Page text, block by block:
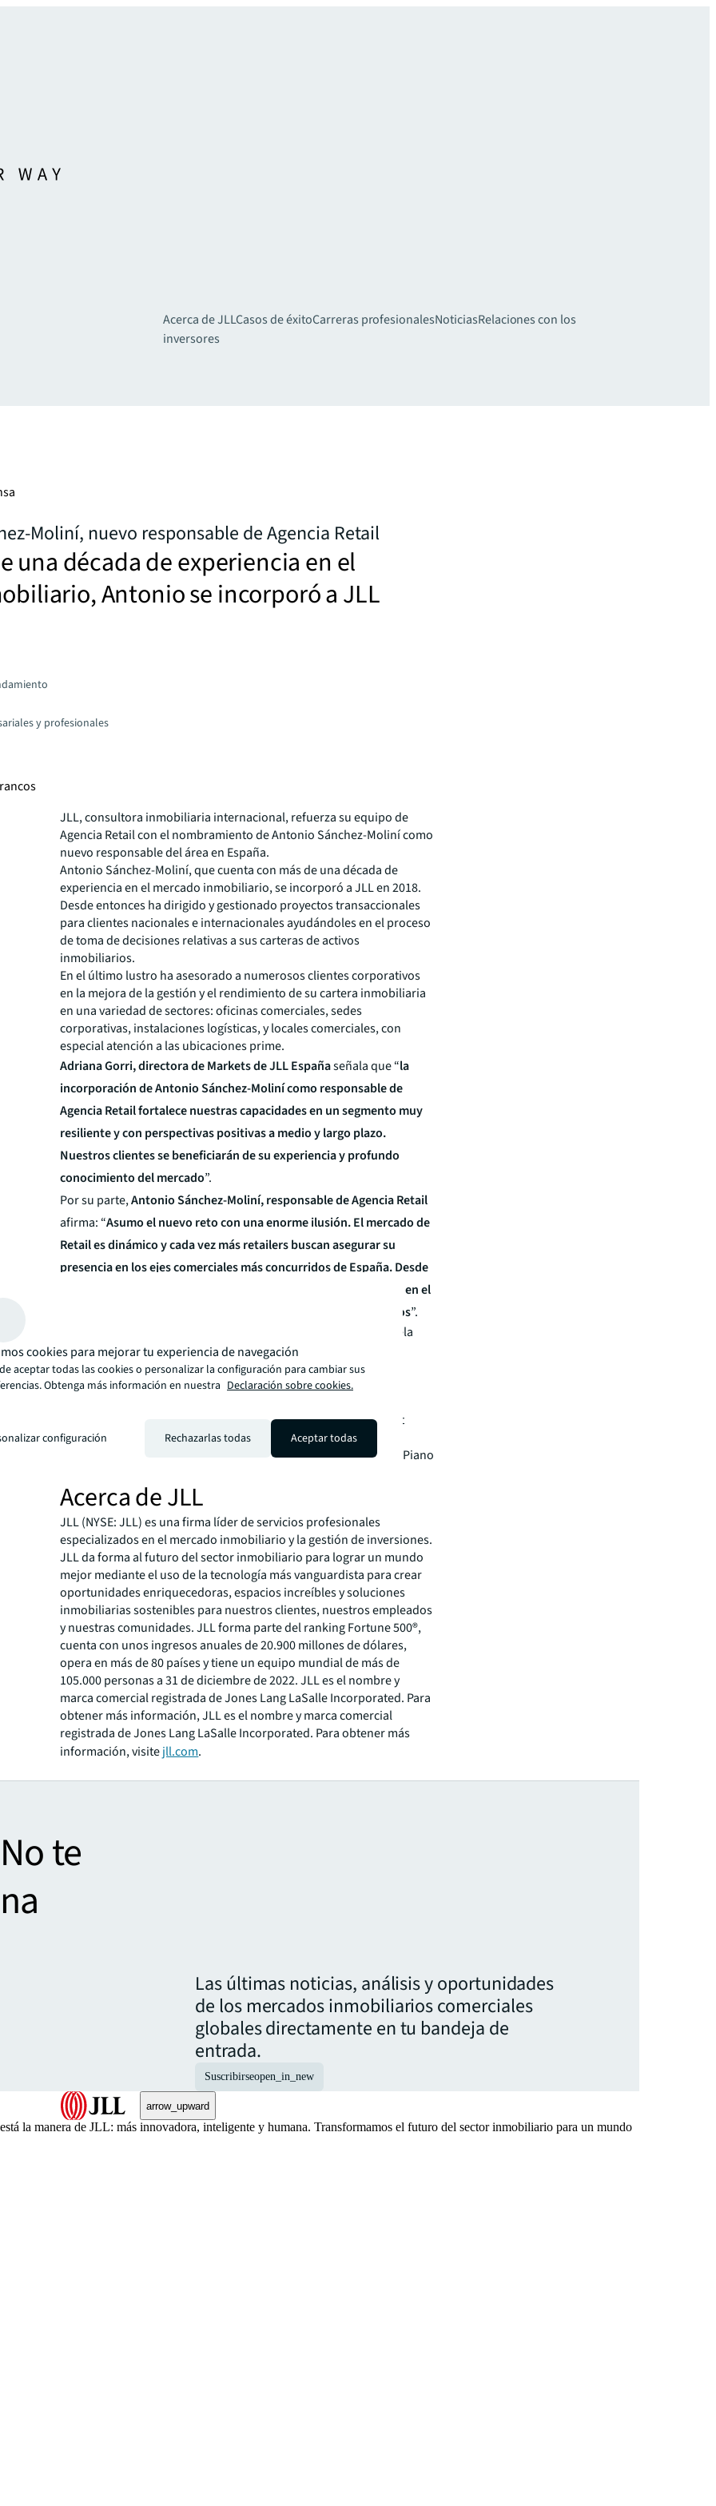
Acerca de JLLCasos de éxitoCarreras profesionalesNoticiasRelaciones con los
inversores
Moliní, nuevo responsable de Agencia Retail
una década de experiencia en el
Antonio se incorporó a JLL
y profesionales
JLL, consultora inmobiliaria internacional, refuerza su equipo de
Agencia Retail con el nombramiento de Antonio Sánchez-Moliní como
nuevo responsable del área en España.
Antonio Sánchez-Moliní, que cuenta con más de una década de
experiencia en el mercado inmobiliario, se incorporó a JLL en 2018.
Desde entonces ha dirigido y gestionado proyectos transaccionales
para clientes nacionales e internacionales ayudándoles en el proceso
de toma de decisiones relativas a sus carteras de activos
inmobiliarios.
En el último lustro ha asesorado a numerosos clientes corporativos
en la mejora de la gestión y el rendimiento de su cartera inmobiliaria
en una variedad de sectores: oficinas comerciales, sedes
corporativas, instalaciones logísticas, y locales comerciales, con
especial atención a las ubicaciones prime.
Adriana Gorri, directora de Markets de JLL Españaseñala que “la
incorporación de Antonio Sánchez-Moliní como responsable de
Agencia Retail fortalece nuestras capacidades en un segmento muy
resiliente y con perspectivas positivas a medio y largo plazo.
Nuestros clientes se beneficiarán de su experiencia y profundo
conocimiento del mercado”.
Por su parte,Antonio Sánchez-Moliní, responsable de Agencia Retail
afirma: “Asumo el nuevo reto con una enorme ilusión. El mercado de
Retail es dinámico y cada vez más retailers buscan asegurar su
presencia en los ejes comerciales más concurridos de España. Desde
el equipo de Agencia Retail acompañaremos a nuestros clientes en el
proceso de búsqueda y selección de sus espacios de venta físicos”.
Antonio Sánchez-Moliní es arquitecto, es licenciado por la Escuela
Técnica Superior de Arquitectura y Geodesia (ETSAG) de la
Universidad de Alcalá, con especialización en rehabilitación de
inmuebles. Completó sus estudios con el Programa Ejecutivo en
Antes de incorporarse a JLL desempeñó el cargo de Key Account
Manager en AECOM durante casi cuatro años. Asimismo, trabajó
como arquitecto en Luis Vidal Arquitectos y colaboró con Renzo Piano
Acerca de JLL
JLL (NYSE: JLL) es una firma líder de servicios profesionales
especializados en el mercado inmobiliario y la gestión de inversiones.
JLL da forma al futuro del sector inmobiliario para lograr un mundo
mejor mediante el uso de la tecnología más vanguardista para crear
oportunidades enriquecedoras, espacios increíbles y soluciones
inmobiliarias sostenibles para nuestros clientes, nuestros empleados
y nuestras comunidades. JLL forma parte delrankingFortune 500®,
cuenta con unos ingresos anuales de 20.900 millones de dólares,
opera en más de 80 países y tiene un equipo mundial de más de
105.000 personas a 31 de diciembre de 2022. JLL es el nombre y
marca comercial registrada de Jones Lang LaSalle Incorporated. Para
obtener más información, JLL es el nombre y marca comercial
registrada de Jones Lang LaSalle Incorporated. Para obtener más
información, visitejll.com.
te
Las últimas noticias, análisis y oportunidades
de los mercados inmobiliarios comerciales
globales directamente en tu bandeja de
entrada.
Suscribirseopen_in_new
arrow_upward
la manera de JLL: más innovadora, inteligente y humana. Transformamos el futuro del sector inmobiliario para un mundo
cookies para mejorar tu experiencia de navegación
aceptar todas las cookies o personalizar la configuración para cambiar sus
Obtenga más información en nuestra Declaración sobre cookies.
configuración Rechazarlas todas Aceptar todas